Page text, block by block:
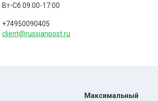
Вт-Сб 09:00-17:00
+74950090405
client@russianpost.ru
Максимальный